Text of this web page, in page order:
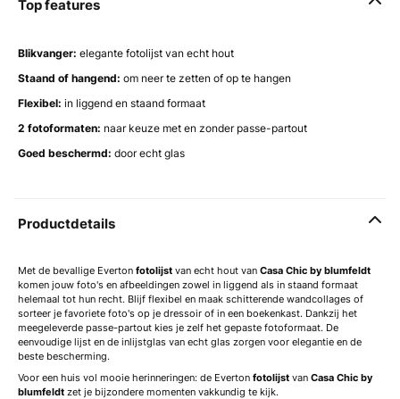
Top features
Blikvanger: elegante fotolijst van echt hout
Staand of hangend: om neer te zetten of op te hangen
Flexibel: in liggend en staand formaat
2 fotoformaten: naar keuze met en zonder passe-partout
Goed beschermd: door echt glas
Productdetails
Met de bevallige Everton fotolijst van echt hout van Casa Chic by blumfeldt
komen jouw foto's en afbeeldingen zowel in liggend als in staand formaat
helemaal tot hun recht. Blijf flexibel en maak schitterende wandcollages of
sorteer je favoriete foto's op je dressoir of in een boekenkast. Dankzij het
meegeleverde passe-partout kies je zelf het gepaste fotoformaat. De
eenvoudige lijst en de inlijstglas van echt glas zorgen voor elegantie en de
beste bescherming.
Voor een huis vol mooie herinneringen: de Everton fotolijst van Casa Chic by
blumfeldt zet je bijzondere momenten vakkundig te kijk.